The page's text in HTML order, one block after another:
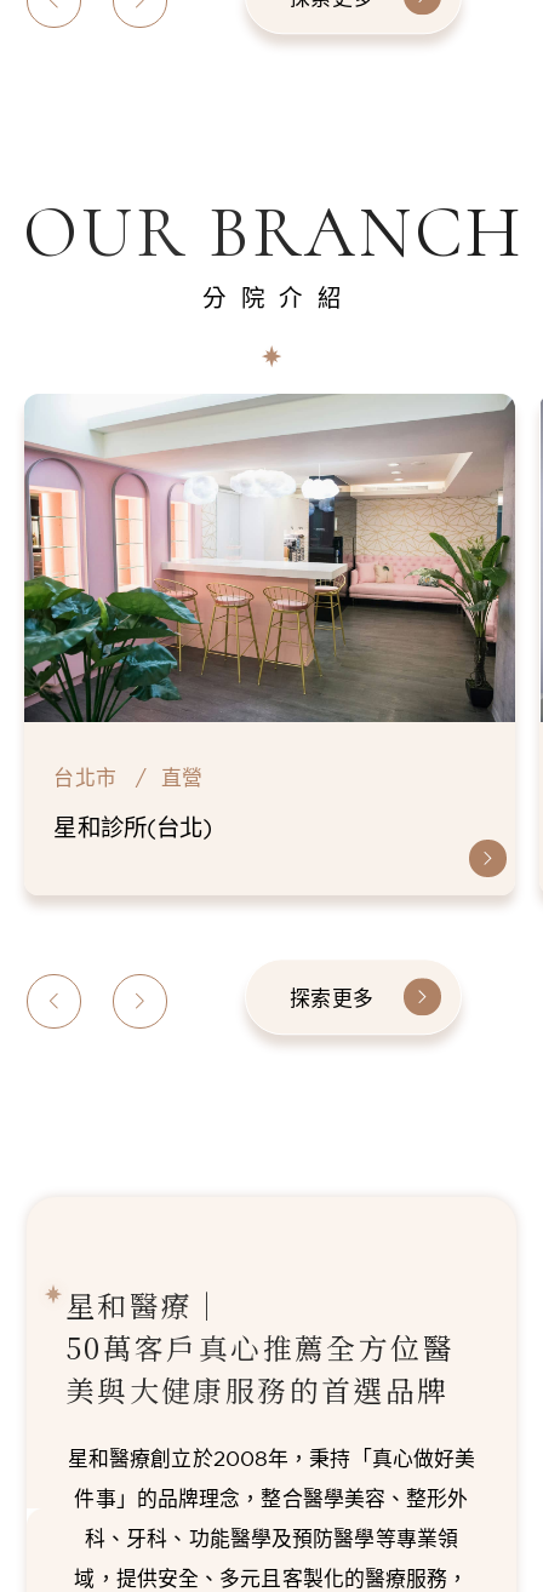
OUR BRANCH
分院介紹
台北市 直營
星和診所(台北)
探索更多
星和醫療｜
50萬客戶真心推薦全方位醫
美與大健康服務的首選品牌
星和醫療創立於2008年，秉持「真心做好美
件事」的品牌理念，整合醫學美容、整形外
科、牙科、功能醫學及預防醫學等專業領
域，提供安全、多元且客製化的醫療服務，